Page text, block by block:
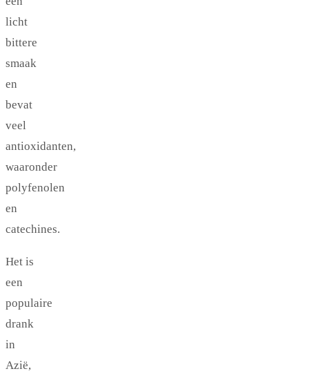
licht
bittere
smaak
en
bevat
veel
antioxidanten,
waaronder
polyfenolen
en
catechines.
Het is
een
populaire
drank
in
Azië,